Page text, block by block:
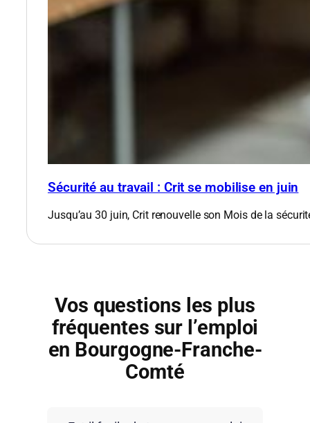
Sécurité au travail : Crit se mobilise en juin
Jusqu’au 30 juin, Crit renouvelle son Mois de la
Vos questions les plus
fréquentes sur l’emploi
en Bourgogne-Franche-
Comté